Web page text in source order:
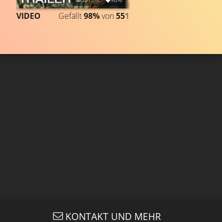
VIDEO Gefällt98%von551.285
KONTAKT UND MEHR